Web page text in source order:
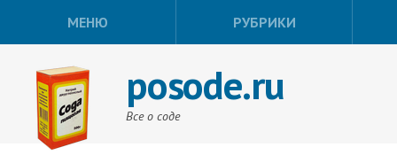
МЕНЮ РУБРИКИ
posode.ru
Все о соде